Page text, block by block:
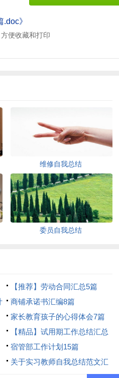
》
便收藏和打印
维修自我总结
委员自我总结
【推荐】劳动合同汇总5篇
商铺承诺书汇编8篇
家长教育孩子的心得体会7篇
【精品】试用期工作总结汇总
七篇
宿管部工作计划15篇
关于实习教师自我总结范文汇